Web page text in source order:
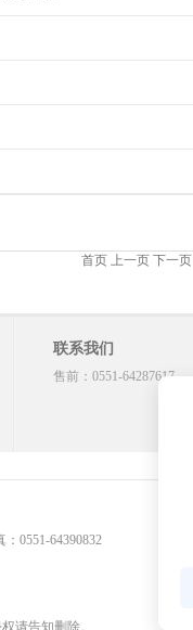
首页 上一页 下一
联系我们
售前：0551-64287617
0551-64390832
请告知删除。